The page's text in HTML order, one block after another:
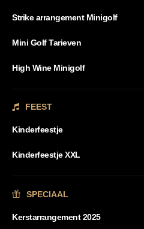
Strike arrangement Minigolf
Mini Golf Tarieven
High Wine Minigolf
FEEST
Kinderfeestje
Kinderfeestje XXL
SPECIAAL
Kerstarrangement 2025